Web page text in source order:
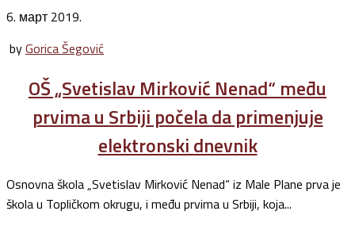
6. март 2019.
byGorica Šegović
OŠ „Svetislav Mirković Nenad“ među
prvima u Srbiji počela da primenjuje
elektronski dnevnik
Osnovna škola „Svetislav Mirković Nenad“ iz Male Plane prva je
škola u Topličkom okrugu, i među prvima u Srbiji, koja...